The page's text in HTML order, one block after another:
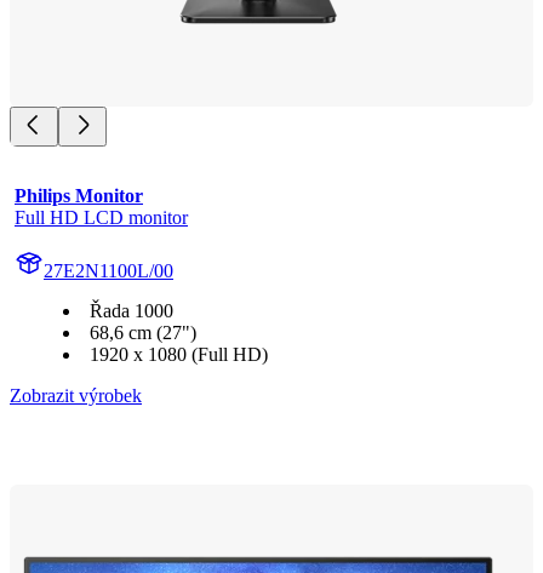
Philips Monitor
Full HD LCD monitor
27E2N1100L/00
Řada 1000
68,6 cm (27")
1920 x 1080 (Full HD)
Zobrazit výrobek